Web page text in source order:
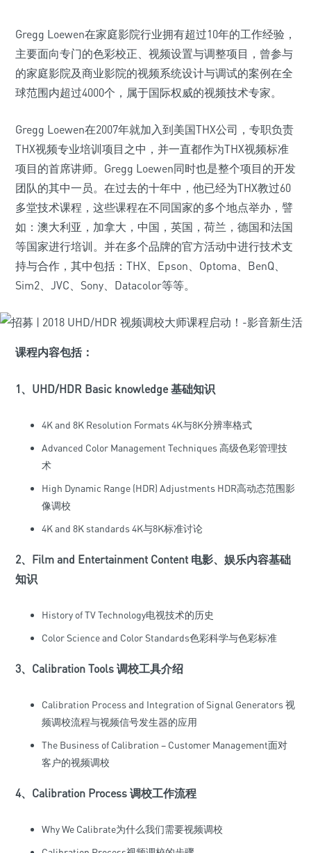
Gregg Loewen在家庭影院行业拥有超过10年的工作经验，
主要面向专门的色彩校正、视频设置与调整项目，曾参与
的家庭影院及商业影院的视频系统设计与调试的案例在全
球范围内超过4000个，属于国际权威的视频技术专家。
Gregg Loewen在2007年就加入到美国THX公司，专职负责
THX视频专业培训项目之中，并一直都作为THX视频标准
项目的首席讲师。Gregg Loewen同时也是整个项目的开发
团队的其中一员。在过去的十年中，他已经为THX教过60
多堂技术课程，这些课程在不同国家的多个地点举办，譬
如：澳大利亚，加拿大，中国，英国，荷兰，德国和法国
等国家进行培训。并在多个品牌的官方活动中进行技术支
持与合作，其中包括：THX、Epson、Optoma、BenQ、
Sim2、JVC、Sony、Datacolor等等。
课程内容包括：
1、UHD/HDR Basic knowledge 基础知识
4K and 8K Resolution Formats 4K与8K分辨率格式
Advanced Color Management Techniques 高级色彩管理技
术
High Dynamic Range (HDR) Adjustments HDR高动态范围影
像调校
4K and 8K standards 4K与8K标准讨论
2、Film and Entertainment Content 电影、娱乐内容基础
知识
History of TV Technology电视技术的历史
Color Science and Color Standards色彩科学与色彩标准
3、Calibration Tools 调校工具介绍
Calibration Process and Integration of Signal Generators 视
频调校流程与视频信号发生器的应用
The Business of Calibration – Customer Management面对
客户的视频调校
4、Calibration Process 调校工作流程
Why We Calibrate为什么我们需要视频调校